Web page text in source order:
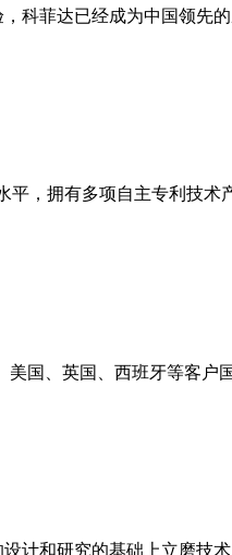
科菲达已经成为中国领
，拥有多项自主专利技
国、英国、西班牙等客
计和研究的基础上立磨